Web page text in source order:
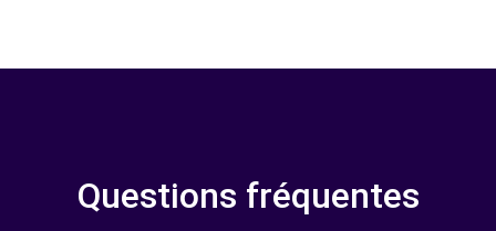
Questions fréquentes